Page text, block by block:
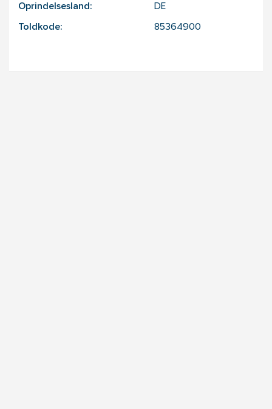
Oprindelsesland: DE
Toldkode: 85364900